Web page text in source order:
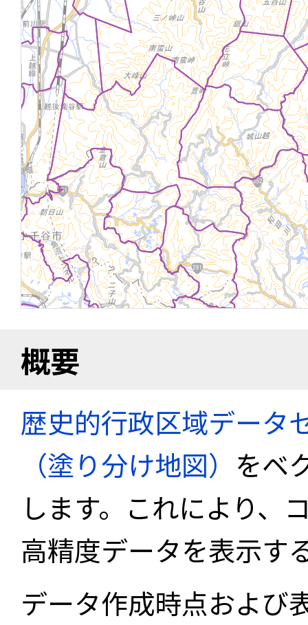
概要
歴史的行政区域データ
（塗り分け地図） をベ
します。これにより、
高精度データを表示す
データ作成時点および